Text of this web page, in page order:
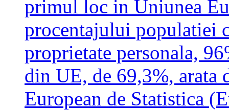
primul loc in Uniunea
procentajului populatiei
proprietate personala,
din UE, de 69,3%,
European de Statistica